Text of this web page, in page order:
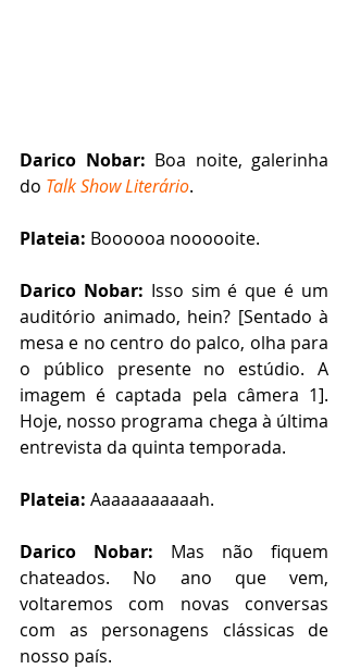
Darico Nobar: Boa noite, galerinha
do Talk Show Literário.
Plateia: Boooooa noooooite.
Darico Nobar: Isso sim é que é um
auditório animado, hein? [Sentado à
mesa e no centro do palco, olha para
o público presente no estúdio. A
imagem é captada pela câmera 1].
Hoje, nosso programa chega à última
entrevista da quinta temporada.
Plateia: Aaaaaaaaaaah.
Darico Nobar: Mas não fiquem
chateados. No ano que vem,
voltaremos com novas conversas
com as personagens clássicas de
nosso país.